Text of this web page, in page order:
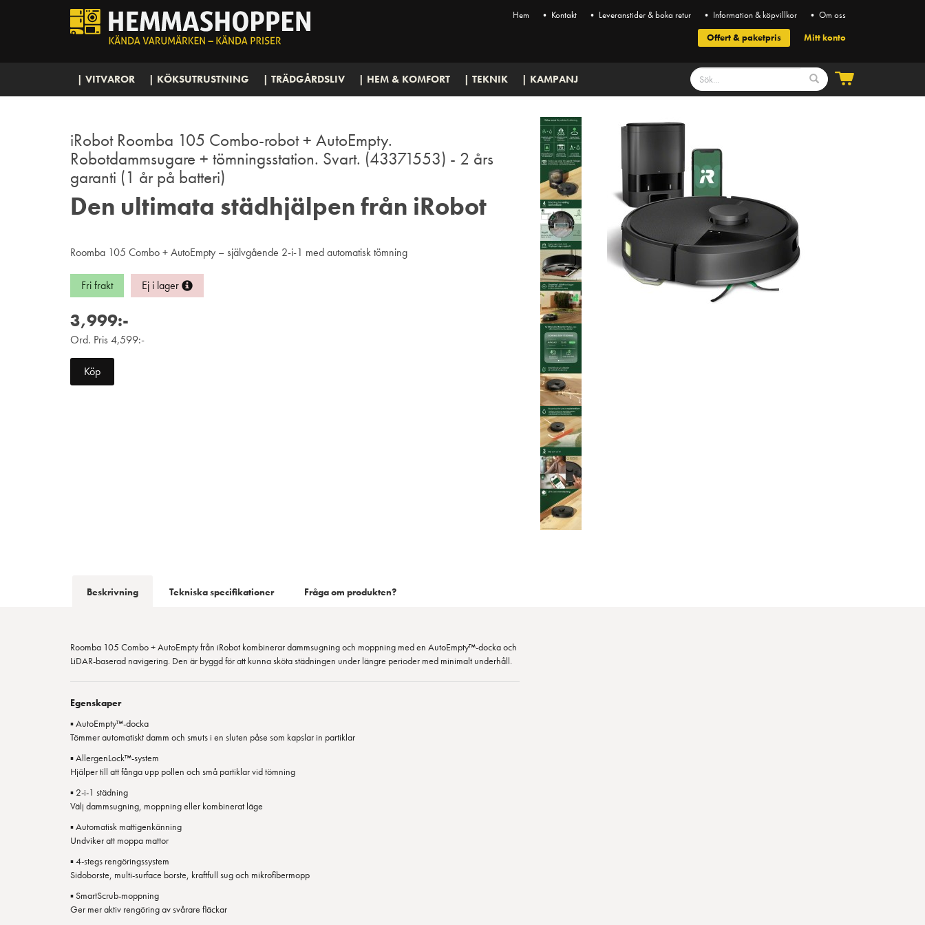
Hem • Kontakt • Leveranstider & boka retur • Information & köpvillkor
• Om oss
Offert & paketpris
Mitt konto
| VITVAROR | KÖKSUTRUSTNING | TRÄDGÅRDSLIV | HEM & KOMFORT | TEKNIK | KAMPANJ
iRobot Roomba 105 Combo-robot + AutoEmpty.
Robotdammsugare + tömningsstation. Svart. (43371553) - 2 års
garanti (1 år på batteri)
Den ultimata städhjälpen från iRobot
Roomba 105 Combo + AutoEmpty – självgående 2-i-1 med automatisk tömning
Fri frakt Ej i lager
3,999:-
Ord. Pris 4,599:-
Köp
Beskrivning Tekniska specifikationer Fråga om produkten?
Roomba 105 Combo + AutoEmpty från iRobot kombinerar dammsugning och moppning med en AutoEmpty™-docka och
LiDAR-baserad navigering. Den är byggd för att kunna sköta städningen under längre perioder med minimalt underhåll.
Egenskaper
▪ AutoEmpty™-docka
Tömmer automatiskt damm och smuts i en sluten påse som kapslar in partiklar
▪ AllergenLock™-system
Hjälper till att fånga upp pollen och små partiklar vid tömning
▪ 2-i-1 städning
Välj dammsugning, moppning eller kombinerat läge
▪ Automatisk mattigenkänning
Undviker att moppa mattor
▪ 4-stegs rengöringssystem
Sidoborste, multi-surface borste, kraftfull sug och mikrofibermopp
▪ SmartScrub-moppning
Ger mer aktiv rengöring av svårare fläckar